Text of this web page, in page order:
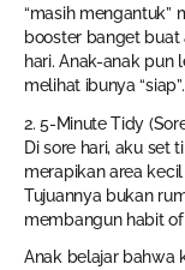
“masih mengantuk”
booster banget buat
hari. Anak-anak pun
melihat ibunya “siap”.
2. 5-Minute Tidy
Di sore hari, aku set
merapikan area
Tujuannya bukan
membangun habit
Anak belajar bahwa